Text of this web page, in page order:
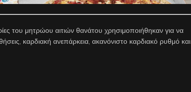
του μητρώου αιτιών θανάτου χρησιμοποιήθηκαν για να
καρδιακή ανεπάρκεια, ακανόνιστο καρδιακό ρυθμό και